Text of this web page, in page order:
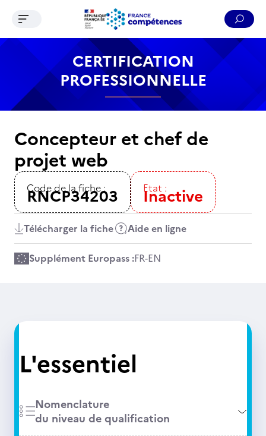
Contenu Recherche Menu Pied de page
Ouvrir le menu de navigation
CERTIFICATION
PROFESSIONNELLE
Concepteur et chef de
projet web
Code de la fiche :
RNCP34203 Etat :
Inactive
Télécharger la fiche Aide en ligne
Supplément Europass :FR-EN
L'essentiel
Nomenclature
du niveau de qualification